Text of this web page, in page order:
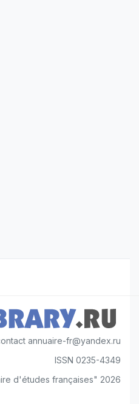
annuaire-fr@yandex.ru
ISSN 0235-4349
d'études françaises" 2026